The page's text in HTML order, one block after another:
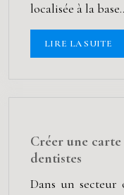
localisée à la
LIRE LA SUITE
Créer une
dentistes
Dans un secteur